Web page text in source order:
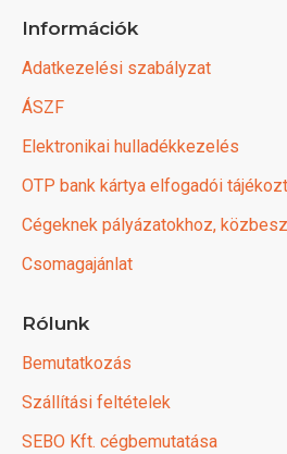
Információk
Adatkezelési szabályzat
ÁSZF
Elektronikai hulladékkezelés
OTP bank kártya elfogadói
Cégeknek pályázatokhoz,
Csomagajánlat
Rólunk
Bemutatkozás
Szállítási feltételek
SEBO Kft. cégbemutatása